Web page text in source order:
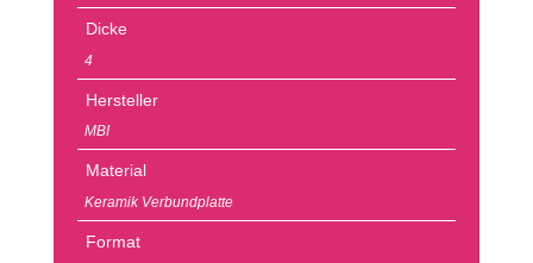
Dicke
4
Hersteller
MBI
Material
Keramik Verbundplatte
Format